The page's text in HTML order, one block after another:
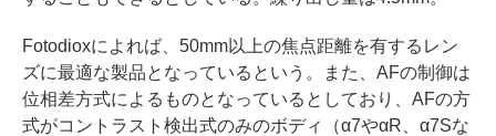
Fotodioxによれば、50mm以上の焦点距離を有するレン
ズに最適な製品となっているという。また、AFの制御は
位相差方式によるものとなっているとしており、AFの方
式がコントラスト検出式のみのボディ（α7やαR、α7Sな